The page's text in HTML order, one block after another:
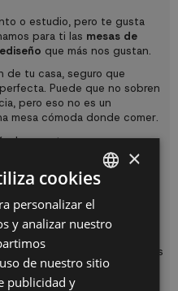
o estudio, pero te gusta
para ti las mesas de
diseño que más nos gustan.
de tu casa, seguro que
perfecta. Puede que no sobren
pero eso no es un
mesa cómoda donde comer.
los que tenemos una casa
y funcionalidad de
en cada estancia. Por
inteligente.
para muchos
permite tenerla recogida
ubicarla en algún lugar
tengas invitados los puedes
y arrinconada donde
SPANISH
ES
PT
×
cookies
personalizar el
y analizar nuestro
de nuestro sitio
publicidad y